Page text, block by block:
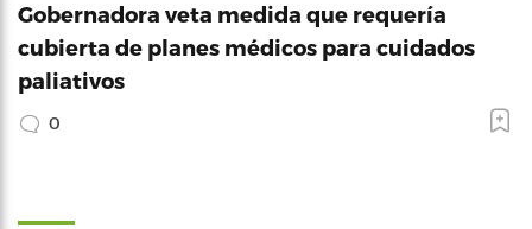
Gobernadora veta medida que requería
cubierta de planes médicos para cuidados
paliativos
0